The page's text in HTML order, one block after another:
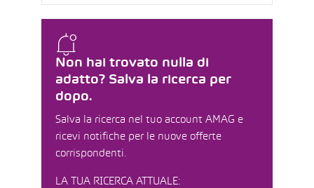
Non hai trovato nulla di
adatto? Salva la ricerca per
dopo.
Salva la ricerca nel tuo account AMAG e
ricevi notifiche per le nuove offerte
corrispondenti.
LA TUA RICERCA ATTUALE: